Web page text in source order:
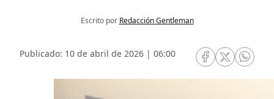
Escrito por Redacción Gentleman
Publicado: 10 de abril de 2026 | 06:00
RRSS Facebook
RRSSRRSS